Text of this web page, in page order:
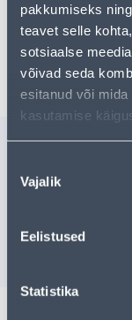
pakkumiseks
teavet selle
sotsiaalse
võivad seda
esitanud või
kasutamise
valik
Vajalik
Eelistused
Statistika
Tarne pole
Sarnased tooted